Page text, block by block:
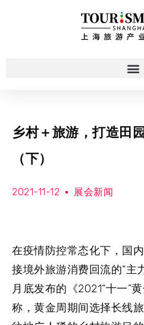
乡村＋旅游，打造田
（下）
2021-11-12 展会新闻
在疫情防控常态化下，国
接境外旅游消费回流的“主
月底发布的《2021“十一”
称，黄金周期间选择长线